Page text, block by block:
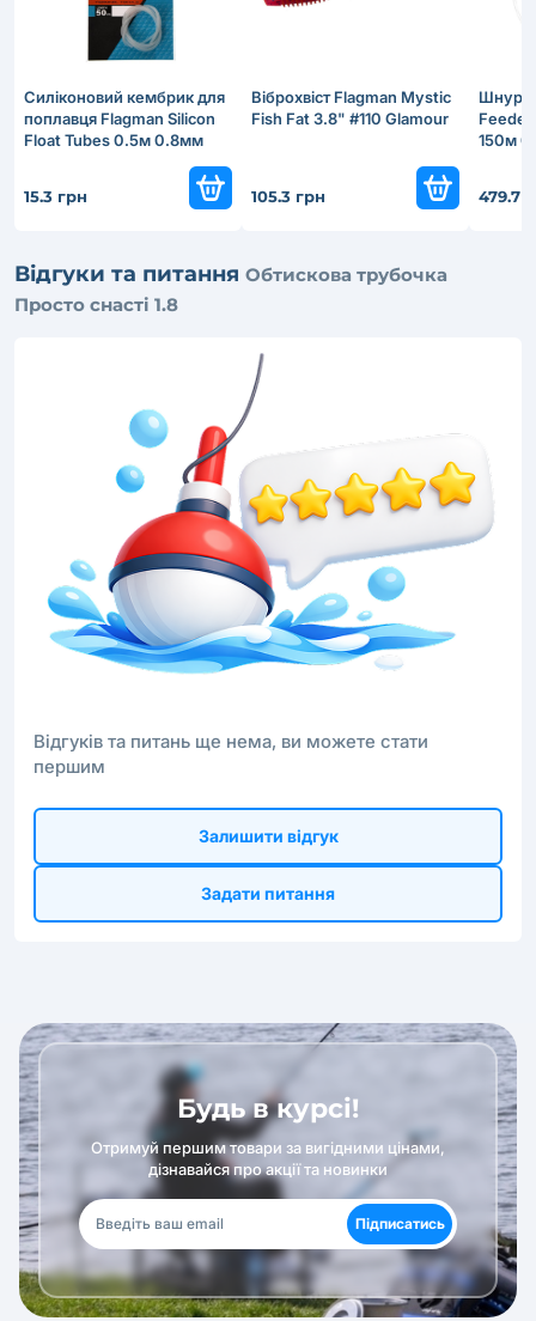
Силiконовий кембрик для
поплавця Flagman Silicon
Float Tubes 0.5м 0.8мм
15.3 грн
Віброхвіст Flagman Mystic
Fish Fat 3.8" #110 Glamour
105.3 грн
Шнур
Feeder
150м
479.7
Відгуки та питання Обтискова трубочка
Просто снастi 1.8
Відгуків та питань ще нема, ви можете стати
першим
Залишити відгук
Задати питання
Будь в курсі!
Отримуй першим товари за вигідними цінами,
дізнавайся про акції та новинки
Підписатись